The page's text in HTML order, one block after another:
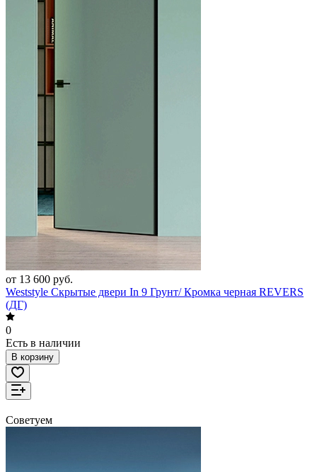
от 13 600 руб.
Weststyle Скрытые двери In 9 Грунт/ Кромка черная REVERS
(ДГ)
0
Есть в наличии
В корзину
Советуем